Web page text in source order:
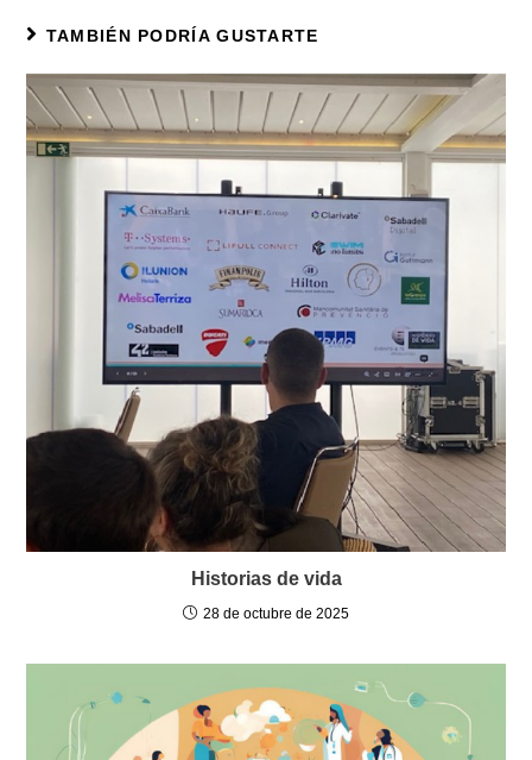
TAMBIÉN PODRÍA GUSTARTE
Historias de vida
28 de octubre de 2025